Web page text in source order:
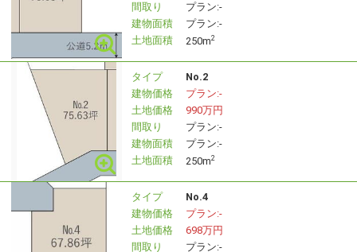
土地探しから住宅プランのご提案、資金計画のご相談はも
ちろん、インテリア・エクステリアのご提案、お引渡し後
の定期点検やリフォームまで、各分野のスタッフが一貫し
てサポートいたします。
「まだ情報を集め始めたばかり」という方も、どうぞ気兼
ねなくご相談ください。
スタッフ一同、皆さまのご来場を心よりお待ちしておりま
間取り
プラン:-
建物面積
プラン:-
土地面積
250m2
タイプ
No.2
建物価格
プラン:-
土地価格
990万円
間取り
プラン:-
建物面積
プラン:-
土地面積
250m2
タイプ
No.4
建物価格
プラン:-
土地価格
698万円
間取り
プラン:-